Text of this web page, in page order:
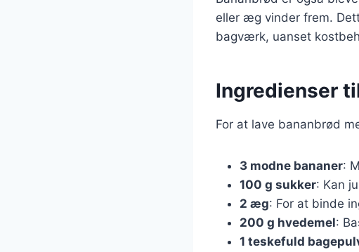
eller æg vinder frem.
bagværk, uanset
Ingredienser
For at lave bananbrød
3 modne bananer:
100 g sukker: Kan
2 æg: For at binde
200 g hvedemel:
1 teskefuld